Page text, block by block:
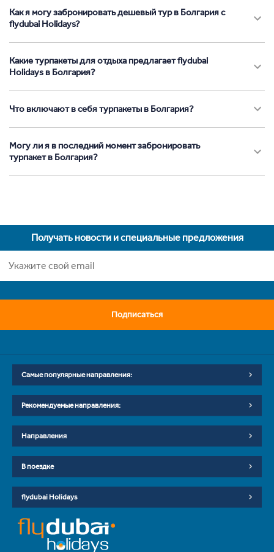
Как я могу забронировать дешевый тур в Болгария с
flydubai Holidays?
Какие турпакеты для отдыха предлагает flydubai
Holidays в Болгария?
Что включают в себя турпакеты в Болгария?
Могу ли я в последний момент забронировать
турпакет в Болгария?
Получать новости и специальные предложения
Подписаться
Самые популярные направления:
Рекомендуемые направления:
Направления
В поездке
flydubai Holidays